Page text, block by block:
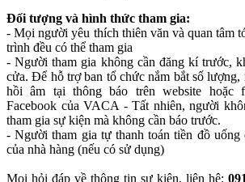
Đối tượng và hình thức tham gia:
- Mọi người yêu thích thiên văn và quan tâm
trình đều có thể tham gia
- Người tham gia không cần đăng kí trước,
cửa. Để hỗ trợ ban tổ chức nắm bắt số lượng,
hồi âm tại thông báo trên website hoặc
Facebook của VACA - Tất nhiên, người
tham gia sự kiện mà không cần báo trước.
- Người tham gia tự thanh toán tiền đồ uống
của nhà hàng (nếu có sử dụng)
Mọi hỏi đáp về thông tin sự kiện, liên hệ: